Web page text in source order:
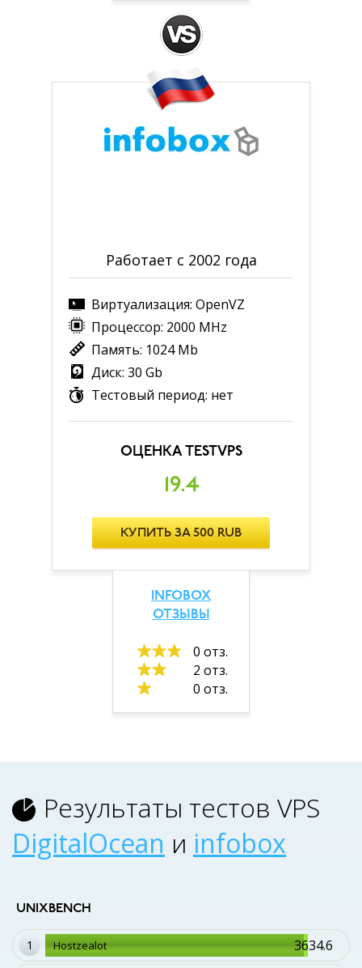
Работает с 2002 года
Виртуализация: OpenVZ
Процессор: 2000 MHz
Память: 1024 Mb
Диск: 30 Gb
Тестовый период: нет
ОЦЕНКА TESTVPS
19.4
КУПИТЬ ЗА 500 RUB
INFOBOX
ОТЗЫВЫ
0 отз.
2 отз.
0 отз.
Результаты тестов VPS
DigitalOcean и infobox
UNIXBENCH
1 3634.6
Hostzealot